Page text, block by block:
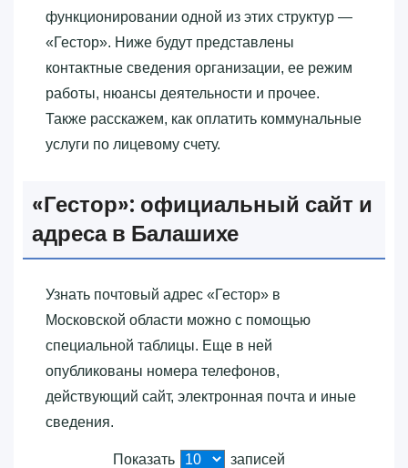
функционировании одной из этих структур —
«‎Гестор»‎. Ниже будут представлены
контактные сведения организации, ее режим
работы, нюансы деятельности и прочее.
Также расскажем, как оплатить коммунальные
услуги по лицевому счету.
«‎Гестор»‎: официальный сайт и
адреса в Балашихе
Узнать почтовый адрес «‎Гестор»‎ в
Московской области можно с помощью
специальной таблицы. Еще в ней
опубликованы номера телефонов,
действующий сайт, электронная почта и иные
сведения.
Показать
записей